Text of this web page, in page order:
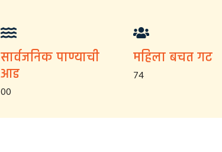
सार्वजनिक पाण्याची
आड
00
महिला बचत गट
74